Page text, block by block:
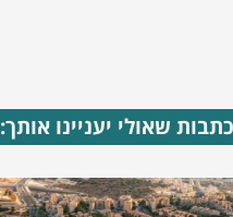
שאולי יעניינו אותך: